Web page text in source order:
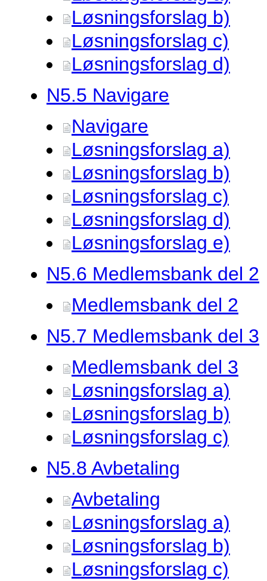
Løsningsforslag b)
Løsningsforslag c)
Løsningsforslag d)
N5.5 Navigare
Navigare
Løsningsforslag a)
Løsningsforslag b)
Løsningsforslag c)
Løsningsforslag d)
Løsningsforslag e)
N5.6 Medlemsbank del 2
Medlemsbank del 2
N5.7 Medlemsbank del 3
Medlemsbank del 3
Løsningsforslag a)
Løsningsforslag b)
Løsningsforslag c)
N5.8 Avbetaling
Avbetaling
Løsningsforslag a)
Løsningsforslag b)
Løsningsforslag c)